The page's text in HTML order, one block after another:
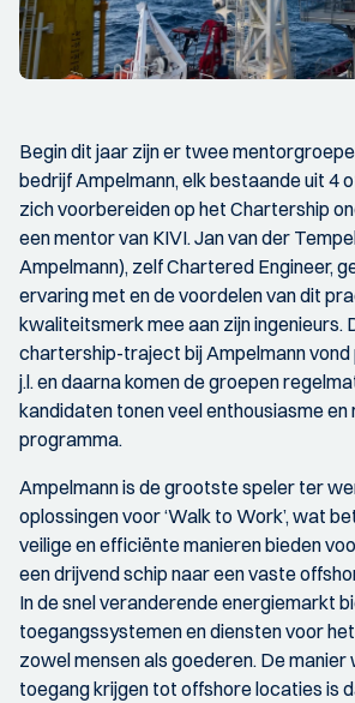
Begin dit jaar zijn er twee
bedrijf Ampelmann, elk bestaande uit 4
zich voorbereiden op het Chartership
een mentor van KIVI. Jan van der
Ampelmann), zelf Chartered Engineer,
ervaring met en de voordelen van dit
kwaliteitsmerk mee aan zijn ingenieurs.
chartership-traject bij Ampelmann vond
j.l. en daarna komen de groepen
kandidaten tonen veel enthousiasme
programma.
Ampelmann is de grootste speler ter
oplossingen voor ‘Walk to Work’, wat
veilige en efficiënte manieren bieden
een drijvend schip naar een vaste
In de snel veranderende energiemarkt
toegangssystemen en diensten voor
zowel mensen als goederen. De
toegang krijgen tot offshore locaties is